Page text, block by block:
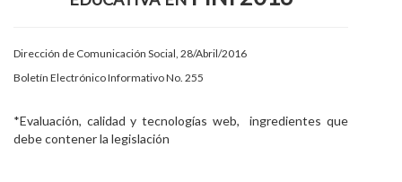
Publicaciones en línea
Acreditación Internacional
Alumnado
Dirección de Comunicación Social, 28/Abril/2016
Boletín Electrónico Informativo No. 255
*Evaluación, calidad y tecnologías web, ingredientes que
debe contener la legislación